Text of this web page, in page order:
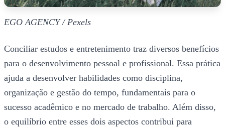
EGO AGENCY / Pexels
Conciliar estudos e entretenimento traz diversos benefícios
para o desenvolvimento pessoal e profissional. Essa prática
ajuda a desenvolver habilidades como disciplina,
organização e gestão do tempo, fundamentais para o
sucesso acadêmico e no mercado de trabalho. Além disso,
o equilíbrio entre esses dois aspectos contribui para